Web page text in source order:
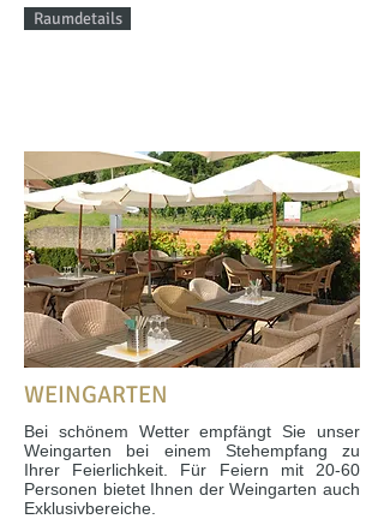
Raumdetails
WEINGARTEN
Bei schönem Wetter empfängt Sie unser
Weingarten bei einem Stehempfang zu
Ihrer Feierlichkeit. Für Feiern mit 20-60
Personen bietet Ihnen der Weingarten auch
Exklusivbereiche.